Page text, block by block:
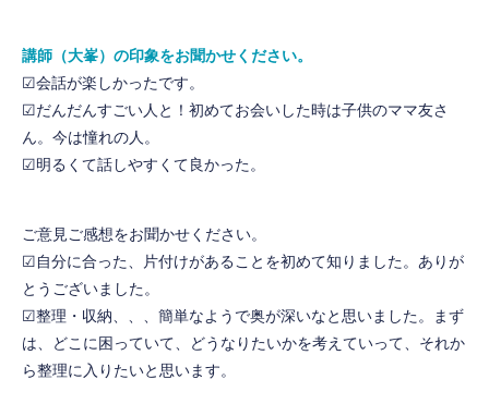
講師（大峯）の印象をお聞かせください。
☑会話が楽しかったです。
☑だんだんすごい人と！初めてお会いした時は子供のママ友さ
ん。今は憧れの人。
☑明るくて話しやすくて良かった。
ご意見ご感想をお聞かせください。
☑自分に合った、片付けがあることを初めて知りました。ありが
とうございました。
☑整理・収納、、、簡単なようで奥が深いなと思いました。まず
は、どこに困っていて、どうなりたいかを考えていって、それか
ら整理に入りたいと思います。